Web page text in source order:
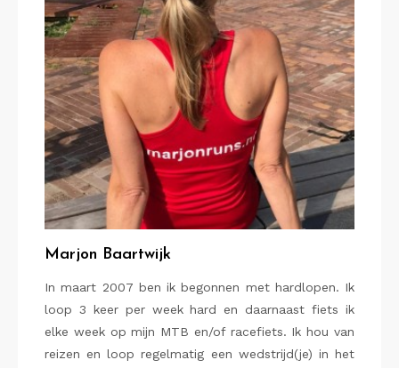
Marjon Baartwijk
In maart 2007 ben ik begonnen met hardlopen. Ik
loop 3 keer per week hard en daarnaast fiets ik
elke week op mijn MTB en/of racefiets. Ik hou van
reizen en loop regelmatig een wedstrijd(je) in het